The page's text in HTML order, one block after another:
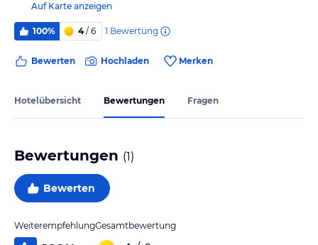
Auf Karte anzeigen
100% 4/ 6 1 Bewertung
Bewerten Hochladen Merken
Hotelübersicht Bewertungen Fragen
Bewertungen (1)
Bewerten
WeiterempfehlungGesamtbewertung